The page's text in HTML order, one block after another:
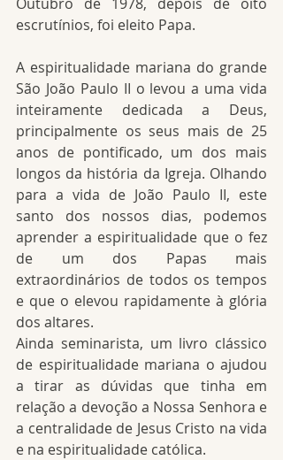
escrutínios, foi eleito Papa.
A espiritualidade mariana do grande
São João Paulo II o levou a uma vida
inteiramente dedicada a Deus,
principalmente os seus mais de 25
anos de pontificado, um dos mais
longos da história da Igreja. Olhando
para a vida de João Paulo II, este
santo dos nossos dias, podemos
aprender a espiritualidade que o fez
de um dos Papas mais
extraordinários de todos os tempos
e que o elevou rapidamente à glória
dos altares.
Ainda seminarista, um livro clássico
de espiritualidade mariana o ajudou
a tirar as dúvidas que tinha em
relação a devoção a Nossa Senhora e
a centralidade de Jesus Cristo na vida
e na espiritualidade católica.